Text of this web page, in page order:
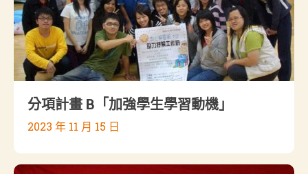
分項計畫 B「加強學生學習動機」
2023 年 11 月 15 日